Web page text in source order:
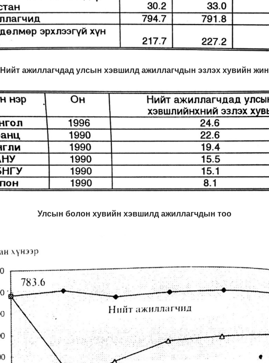
Нийт ажиллагчдад улсын хэвшилд ажиллагчдын эзлэх хувийн жин
Улсын болон хувийн хэвшилд ажиллагчдын тоо